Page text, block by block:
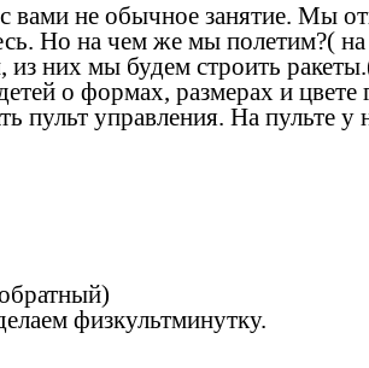
вами не обычное занятие. Мы
Но на чем же мы полетим?( на
них мы будем строить
о формах, размерах и
пульт управления. На пульте
физкультминутку.